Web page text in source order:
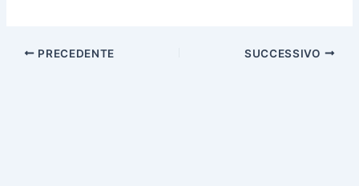
PRECEDENTE SUCCESSIVO